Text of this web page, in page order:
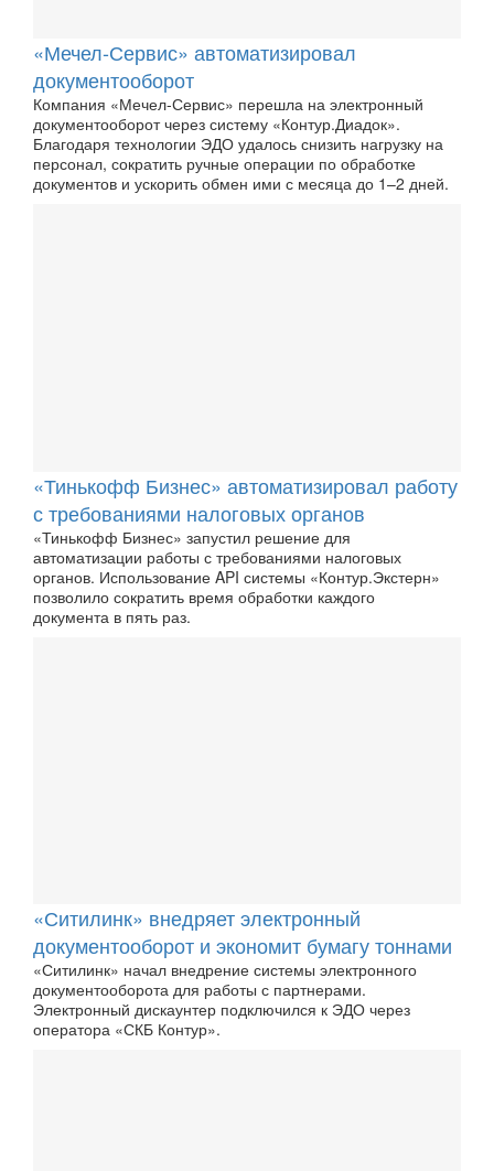
«Мечел-Сервис» автоматизировал
документооборот
Компания «Мечел-Сервис» перешла на электронный
документооборот через систему «Контур.Диадок».
Благодаря технологии ЭДО удалось снизить нагрузку на
персонал, сократить ручные операции по обработке
документов и ускорить обмен ими с месяца до 1–2 дней.
«Тинькофф Бизнес» автоматизировал работу
с требованиями налоговых органов
«Тинькофф Бизнес» запустил решение для
автоматизации работы с требованиями налоговых
органов. Использование API системы «Контур.Экстерн»
позволило сократить время обработки каждого
документа в пять раз.
«Ситилинк» внедряет электронный
документооборот и экономит бумагу тоннами
«Ситилинк» начал внедрение системы электронного
документооборота для работы с партнерами.
Электронный дискаунтер подключился к ЭДО через
оператора «СКБ Контур».